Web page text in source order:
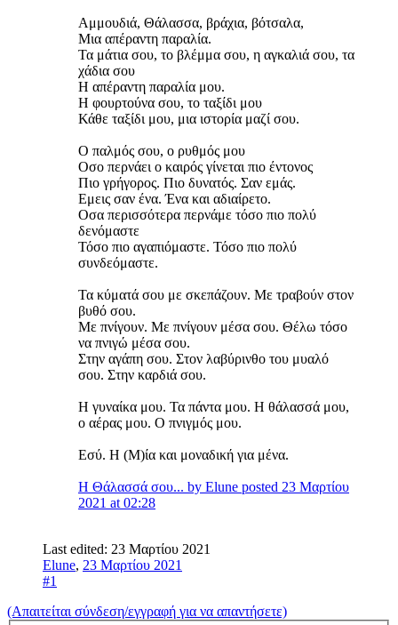
Αμμουδιά, Θάλασσα, βράχια, βότσαλα,
Μια απέραντη παραλία.
Τα μάτια σου, το βλέμμα σου, η αγκαλιά σου, τα
χάδια σου
Η απέραντη παραλία μου.
Η φουρτούνα σου, το ταξίδι μου
Κάθε ταξίδι μου, μια ιστορία μαζί σου.
Ο παλμός σου, ο ρυθμός μου
Οσο περνάει ο καιρός γίνεται πιο έντονος
Πιο γρήγορος. Πιο δυνατός. Σαν εμάς.
Εμεις σαν ένα. Ένα και αδιαίρετο.
Οσα περισσότερα περνάμε τόσο πιο πολύ
δενόμαστε
Τόσο πιο αγαπιόμαστε. Τόσο πιο πολύ
συνδεόμαστε.
Τα κύματά σου με σκεπάζουν. Με τραβούν στον
βυθό σου.
Με πνίγουν. Με πνίγουν μέσα σου. Θέλω τόσο
να πνιγώ μέσα σου.
Στην αγάπη σου. Στον λαβύρινθο του μυαλό
σου. Στην καρδιά σου.
Η γυναίκα μου. Τα πάντα μου. Η θάλασσά μου,
ο αέρας μου. Ο πνιγμός μου.
Εσύ. H (Μ)ία και μοναδική για μένα.
Η Θάλασσά σου... by Elune posted 23 Μαρτίου
2021 at 02:28
Last edited: 23 Μαρτίου 2021
Elune, 23 Μαρτίου 2021
#1
(Απαιτείται σύνδεση/εγγραφή για να απαντήσετε)